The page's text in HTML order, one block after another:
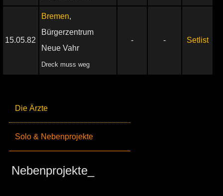
Die Ärzte
Solo & Nebenprojekte
Nebenprojekte_
15.05.82
Bremen,
Bürgerzentrum
Neue Vahr
Dreck muss weg
- - Setlist